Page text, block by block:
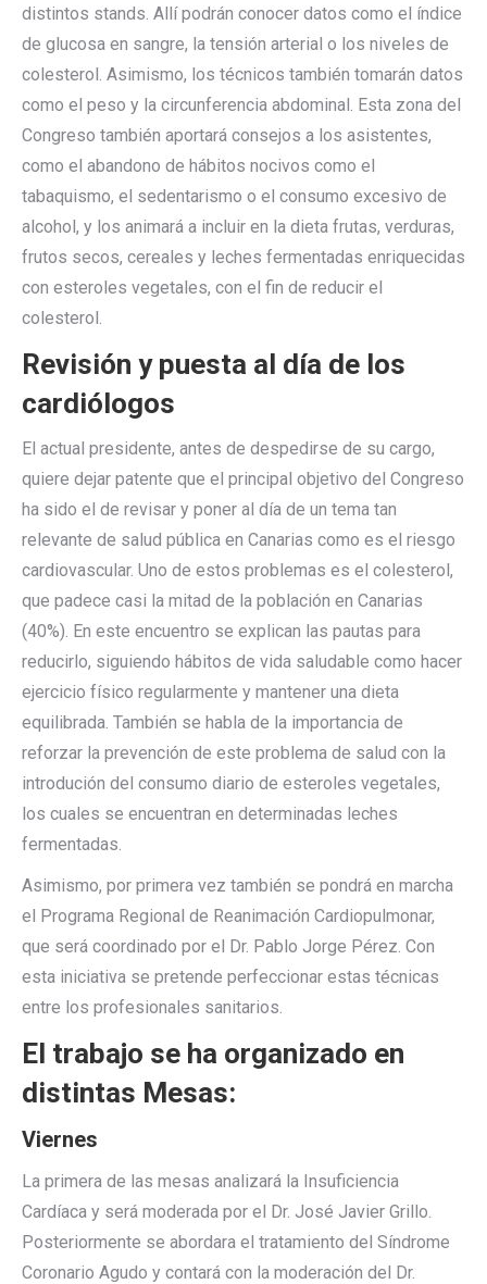
distintos stands. Allí podrán conocer datos como el índice
de glucosa en sangre, la tensión arterial o los niveles de
colesterol. Asimismo, los técnicos también tomarán datos
como el peso y la circunferencia abdominal. Esta zona del
Congreso también aportará consejos a los asistentes,
como el abandono de hábitos nocivos como el
tabaquismo, el sedentarismo o el consumo excesivo de
alcohol, y los animará a incluir en la dieta frutas, verduras,
frutos secos, cereales y leches fermentadas enriquecidas
con esteroles vegetales, con el fin de reducir el
colesterol.
Revisión y puesta al día de los
cardiólogos
El actual presidente, antes de despedirse de su cargo,
quiere dejar patente que el principal objetivo del Congreso
ha sido el de revisar y poner al día de un tema tan
relevante de salud pública en Canarias como es el riesgo
cardiovascular. Uno de estos problemas es el colesterol,
que padece casi la mitad de la población en Canarias
(40%). En este encuentro se explican las pautas para
reducirlo, siguiendo hábitos de vida saludable como hacer
ejercicio físico regularmente y mantener una dieta
equilibrada. También se habla de la importancia de
reforzar la prevención de este problema de salud con la
introdución del consumo diario de esteroles vegetales,
los cuales se encuentran en determinadas leches
fermentadas.
Asimismo, por primera vez también se pondrá en marcha
el Programa Regional de Reanimación Cardiopulmonar,
que será coordinado por el Dr. Pablo Jorge Pérez. Con
esta iniciativa se pretende perfeccionar estas técnicas
entre los profesionales sanitarios.
El trabajo se ha organizado en
distintas Mesas:
Viernes
La primera de las mesas analizará la Insuficiencia
Cardíaca y será moderada por el Dr. José Javier Grillo.
Posteriormente se abordara el tratamiento del Síndrome
Coronario Agudo y contará con la moderación del Dr.